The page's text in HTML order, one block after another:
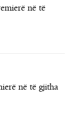
në të
në të gjitha